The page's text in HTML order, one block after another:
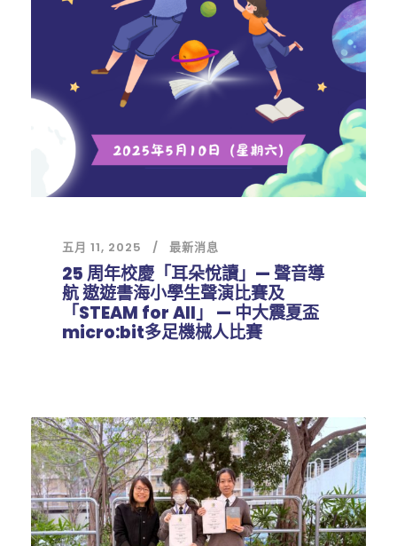
五月 11, 2025 最新消息
25 周年校慶「耳朵悅讀」— 聲音導
航 遨遊書海小學生聲演比賽及
「STEAM for All」 — 中大震夏盃
micro:bit多足機械人比賽